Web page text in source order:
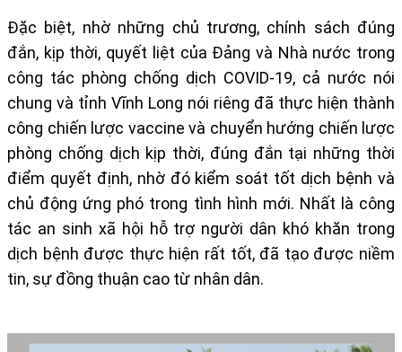
Đặc biệt, nhờ những chủ trương, chính sách đúng
đắn, kịp thời, quyết liệt của Đảng và Nhà nước trong
công tác phòng chống dịch COVID-19, cả nước nói
chung và tỉnh Vĩnh Long nói riêng đã thực hiện thành
công chiến lược vaccine và chuyển hướng chiến lược
phòng chống dịch kịp thời, đúng đắn tại những thời
điểm quyết định, nhờ đó kiểm soát tốt dịch bệnh và
chủ động ứng phó trong tình hình mới. Nhất là công
tác an sinh xã hội hỗ trợ người dân khó khăn trong
dịch bệnh được thực hiện rất tốt, đã tạo được niềm
tin, sự đồng thuận cao từ nhân dân.